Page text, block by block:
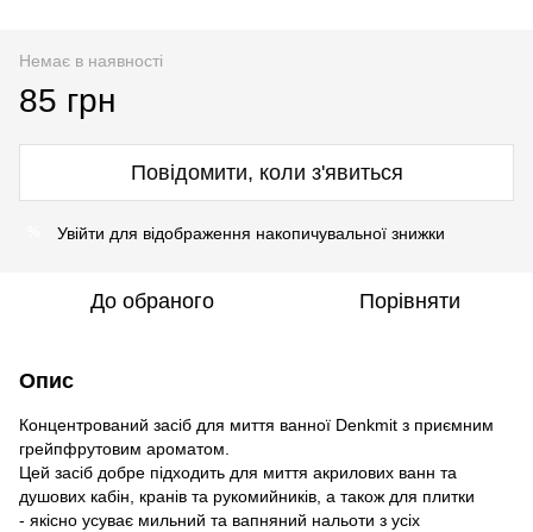
Немає в наявності
85 грн
Повідомити, коли з'явиться
Увійти для відображення накопичувальної знижки
До обраного Порівняти
Опис
Концентрований засіб для миття ванної Denkmit з приємним
грейпфрутовим ароматом.
Цей засіб добре підходить для миття акрилових ванн та
душових кабін, кранів та рукомийників, а також для плитки
- якісно усуває мильний та вапняний нальоти з усіх